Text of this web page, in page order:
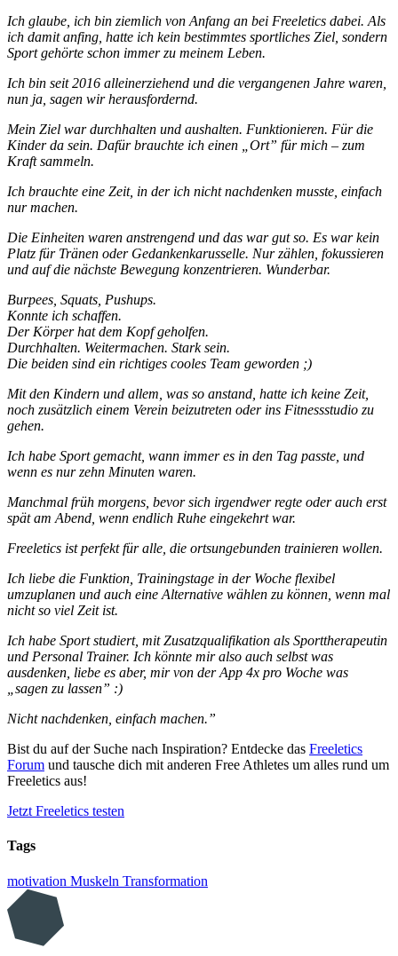
Ich glaube, ich bin ziemlich von Anfang an bei Freeletics dabei. Als
ich damit anfing, hatte ich kein bestimmtes sportliches Ziel, sondern
Sport gehörte schon immer zu meinem Leben.
Ich bin seit 2016 alleinerziehend und die vergangenen Jahre waren,
nun ja, sagen wir herausfordernd.
Mein Ziel war durchhalten und aushalten. Funktionieren. Für die
Kinder da sein. Dafür brauchte ich einen „Ort” für mich – zum
Kraft sammeln.
Ich brauchte eine Zeit, in der ich nicht nachdenken musste, einfach
nur machen.
Die Einheiten waren anstrengend und das war gut so. Es war kein
Platz für Tränen oder Gedankenkarusselle. Nur zählen, fokussieren
und auf die nächste Bewegung konzentrieren. Wunderbar.
Burpees, Squats, Pushups.
Konnte ich schaffen.
Der Körper hat dem Kopf geholfen.
Durchhalten. Weitermachen. Stark sein.
Die beiden sind ein richtiges cooles Team geworden ;)
Mit den Kindern und allem, was so anstand, hatte ich keine Zeit,
noch zusätzlich einem Verein beizutreten oder ins Fitnessstudio zu
gehen.
Ich habe Sport gemacht, wann immer es in den Tag passte, und
wenn es nur zehn Minuten waren.
Manchmal früh morgens, bevor sich irgendwer regte oder auch erst
spät am Abend, wenn endlich Ruhe eingekehrt war.
Freeletics ist perfekt für alle, die ortsungebunden trainieren wollen.
Ich liebe die Funktion, Trainingstage in der Woche flexibel
umzuplanen und auch eine Alternative wählen zu können, wenn mal
nicht so viel Zeit ist.
Ich habe Sport studiert, mit Zusatzqualifikation als Sporttherapeutin
und Personal Trainer. Ich könnte mir also auch selbst was
ausdenken, liebe es aber, mir von der App 4x pro Woche was
„sagen zu lassen” :)
Nicht nachdenken, einfach machen.”
Bist du auf der Suche nach Inspiration? Entdecke das Freeletics
Forum und tausche dich mit anderen Free Athletes um alles rund um
Freeletics aus!
Jetzt Freeletics testen
Tags
motivation Muskeln Transformation